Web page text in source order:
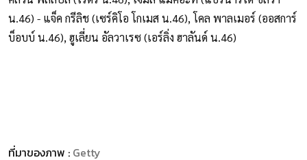
น.46) - แจ็ค กรีลิช (เซร์คิโอ โกเมส น.46), โคล พาลเมอร์ (ออสการ์
บ็อบบ์ น.46), ฮูเลี่ยน อัลวาเรซ (เอร์ลิ่ง ฮาลันด์ น.46)
ที่มาของภาพ : Getty